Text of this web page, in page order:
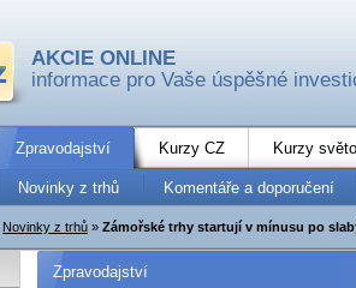
AKCIE ONLINE
informace pro Vaše úspěšné
Zpravodajství Kurzy CZ Kurzy
Novinky z trhů Komentáře a doporučení
Novinky z trhů » Zámořské trhy startují v mínusu po
Zpravodajství